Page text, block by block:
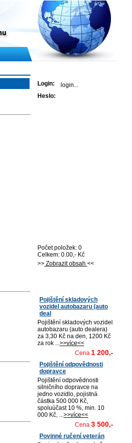
Login:
Heslo:
Počet položek: 0
Celkem: 0.00,- Kč
>> Zobrazit obsah <<
Pojištění skladových
vozidel autobazaru (auto
deal
Pojištění skladových vozidel
autobazaru (auto dealera)
za 3,30 Kč na den, 1200 Kč
za rok ...>>více<<
Cena 1 200,-
Pojištění odpovědnosti
dopravce
Pojištění odpovědnosti
silničního dopravce na
jedno vozidlo, pojistná
částka 500 000 Kč,
spoluúčast 10 %, min. 10
000 Kč, ...>>více<<
Cena 3 500,-
Povinné ručení veterán